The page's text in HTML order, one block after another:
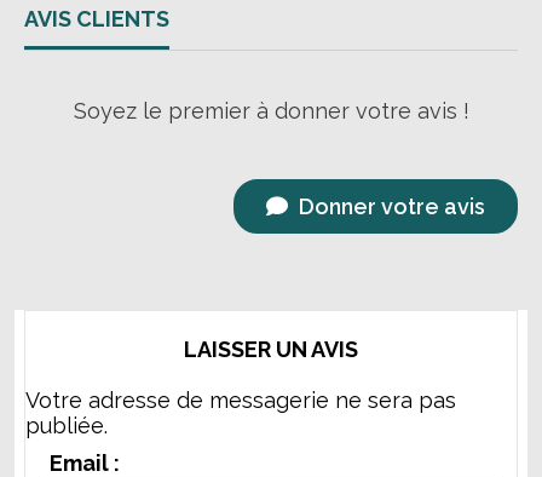
AVIS CLIENTS
Soyez le premier à donner votre avis !
Donner votre avis
LAISSER UN AVIS
Votre adresse de messagerie ne sera pas
publiée.
Email :